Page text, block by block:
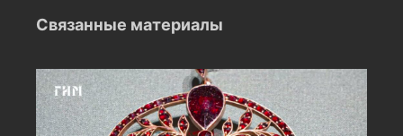
Связанные материалы